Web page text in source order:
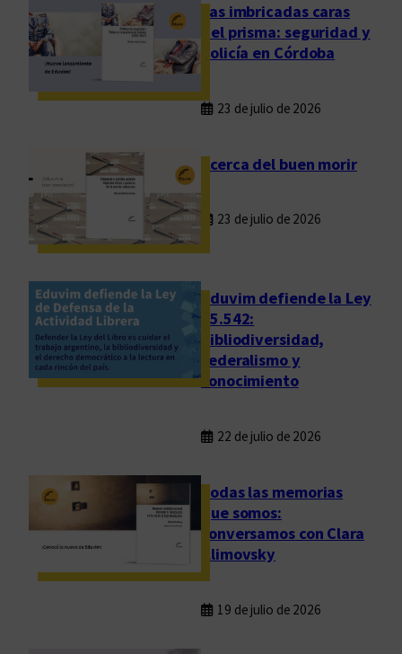
Las imbricadas caras
del prisma: seguridad y
policía en Córdoba
23 de julio de 2026
Acerca del buen morir
23 de julio de 2026
Eduvim defiende la Ley
25.542:
bibliodiversidad,
federalismo y
conocimiento
22 de julio de 2026
Todas las memorias
que somos:
conversamos con Clara
Klimovsky
19 de julio de 2026